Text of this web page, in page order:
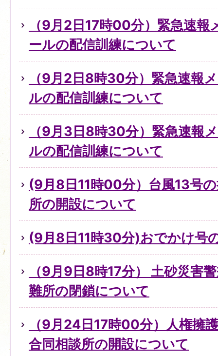
（9月2日17時00分）緊急速
ールの配信訓練について
（9月2日8時30分）緊急速報
ルの配信訓練について
（9月3日8時30分）緊急速報
ルの配信訓練について
(9月8日11時00分）台風13号
所の開設について
(9月8日11時30分)おでかけ号
（9月9日8時17分） 土砂災害
難所の閉鎖について
（9月24日17時00分）人権擁
合同相談所の開設について